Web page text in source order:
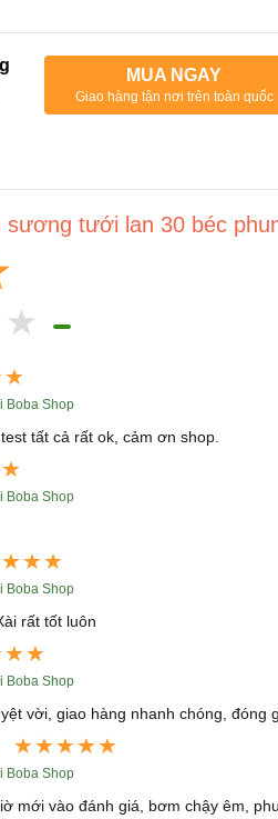
MUA NGAY
Giao hàng tận nơi trên toàn quốc
sương tưới lan 30 béc
Boba Shop
tất cả rất ok, cảm ơn shop.
Boba Shop
Boba Shop
rất tốt luôn
Boba Shop
vời, giao hàng nhanh chóng, đóng
Boba Shop
mới vào đánh giá, bơm chậy êm,